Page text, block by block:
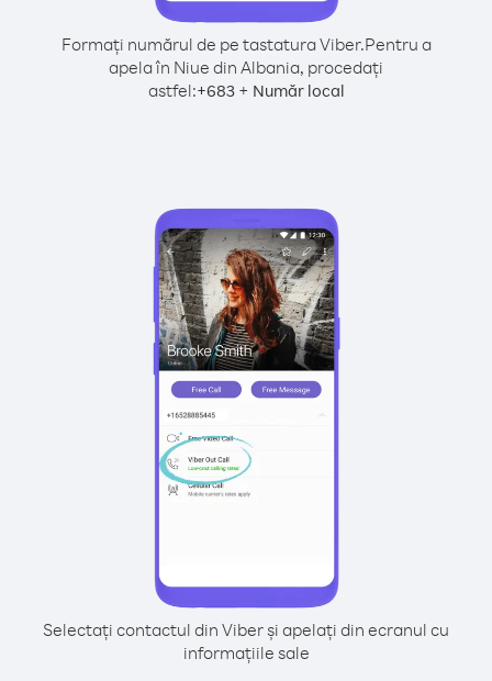
Formați numărul de pe tastatura Viber.Pentru a
apela în Niue din Albania, procedați
astfel:+683+ Număr local
Selectați contactul din Viber și apelați din ecranul cu
informațiile sale